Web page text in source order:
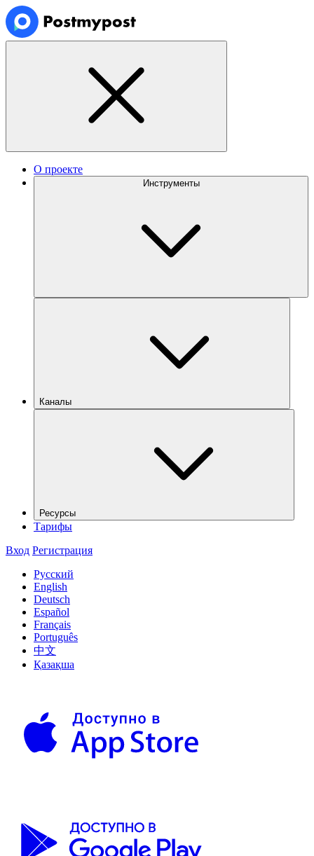
О проекте
Инструменты
Каналы
Ресурсы
Тарифы
Вход Регистрация
Русский
English
Deutsch
Español
Français
Português
中文
Қазақша